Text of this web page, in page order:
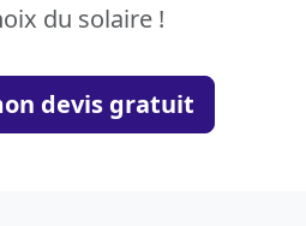
du solaire !
devis gratuit